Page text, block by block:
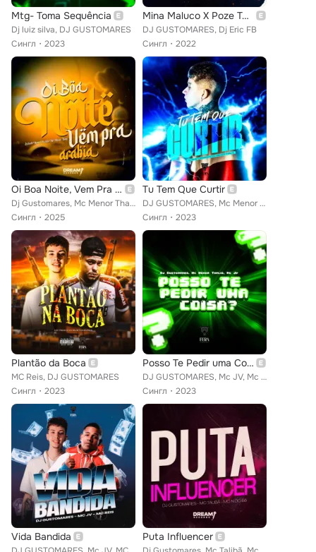
Mtg- Toma Sequência
Dj luiz silva, DJ GUSTOMARES
Сингл
2023
Mina Maluco X Poze Te Amo
DJ GUSTOMARES, Dj Eric FB
Сингл
2022
Oi Boa Noite, Vem Pra Arábia
Dj Gustomares, Mc Menor Thalis, Mc Gibi
Сингл
2025
Tu Tem Que Curtir
DJ GUSTOMARES, Mc Menor Thalis
Сингл
2023
Plantão da Boca
MC Reis, DJ GUSTOMARES
Сингл
2023
Posso Te Pedir uma Coisa?
DJ GUSTOMARES, Mc JV, Mc Menor Thalis
Сингл
2023
Vida Bandida Puta Influencer